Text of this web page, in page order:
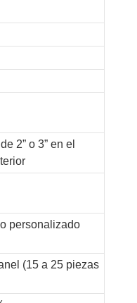
2” o 3” en el
personalizado
(15 a 25 piezas